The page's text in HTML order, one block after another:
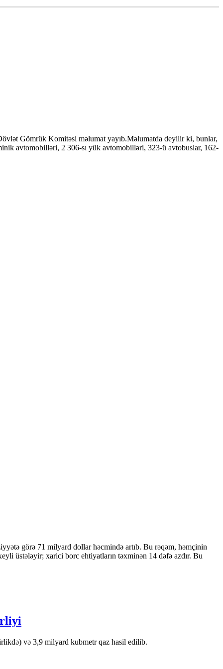
Gömrük Komitəsi məlumat yayıb.Məlumatda deyilir ki, bunlar,
avtomobilləri, 2 306-sı yük avtomobilləri, 323-ü avtobuslar, 162-
görə 71 milyard dollar həcmində artıb. Bu rəqəm, həmçinin
üstələyir; xarici borc ehtiyatların təxminən 14 dəfə azdır. Bu
və 3,9 milyard kubmetr qaz hasil edilib.